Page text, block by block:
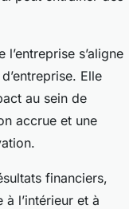
s’aligne
Elle
au sein de
accrue et une
financiers,
l’intérieur et à